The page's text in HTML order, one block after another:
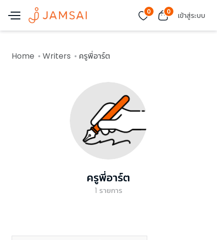
0 0 เข้าสู่ระบบ
Home Writers ครูพี่อาร์ต
ครูพี่อาร์ต
1 รายการ